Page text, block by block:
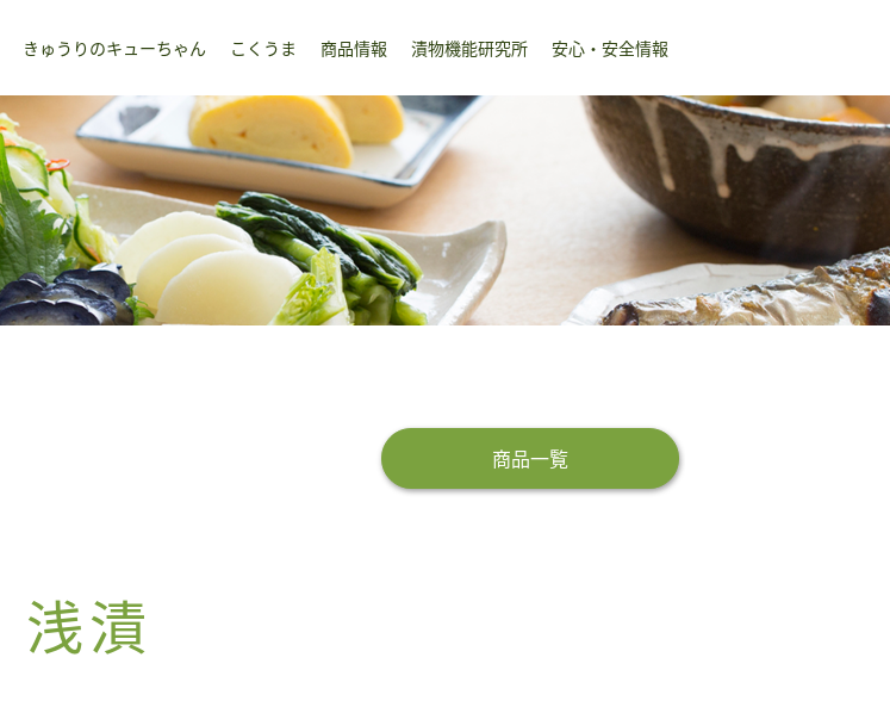
きゅうりのキューちゃん こくうま 商品情報 漬物機能研究所 安心・安全情報
商品一覧
浅漬